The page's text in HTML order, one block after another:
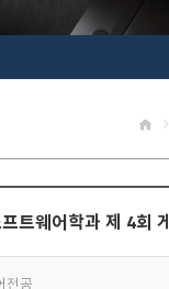
트웨어학과 제 4회
전공